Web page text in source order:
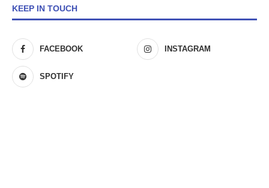
KEEP IN TOUCH
FACEBOOK INSTAGRAM
SPOTIFY